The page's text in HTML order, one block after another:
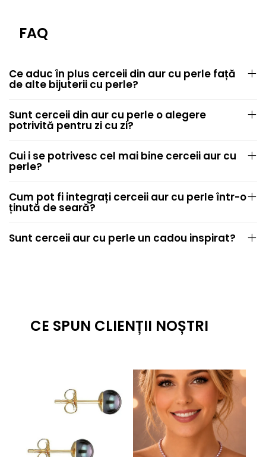
FAQ
Ce aduc în plus cerceii din aur cu perle față
de alte bijuterii cu perle?
Sunt cerceii din aur cu perle o alegere
potrivită pentru zi cu zi?
Cui i se potrivesc cel mai bine cerceii aur cu
perle?
Cum pot fi integrați cerceii aur cu perle într-o
ținută de seară?
Sunt cerceii aur cu perle un cadou inspirat?
CE SPUN CLIENȚII NOȘTRI